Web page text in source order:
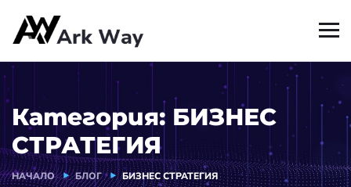
Категория: БИЗНЕС
СТРАТЕГИЯ
НАЧАЛО БЛОГ БИЗНЕС СТРАТЕГИЯ